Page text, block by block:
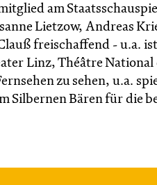
am
Lietzow, Andreas
freischaffend - u.a.
Linz, Théâtre
zu sehen, u.a.
Silbernen Bären für die